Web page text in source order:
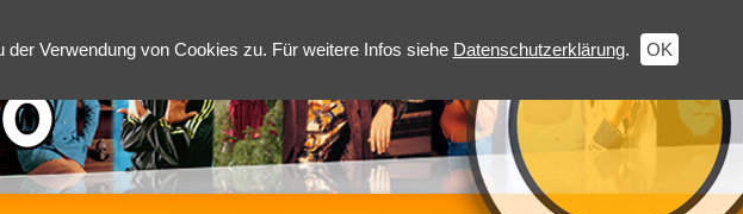
Verwendung von Cookies zu. Für weitere Infos siehe Datenschutzerklärung. OK